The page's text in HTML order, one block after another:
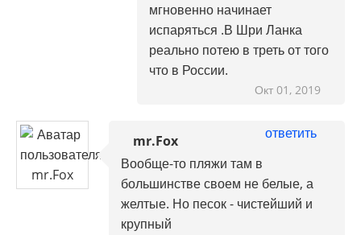
мгновенно начинает
испаряться .В Шри Ланка
реально потею в треть от того
что в России.
Окт 01, 2019
mr.Fox
ответить
Вообще-то пляжи там в
большинстве своем не белые, а
желтые. Но песок - чистейший и
крупный